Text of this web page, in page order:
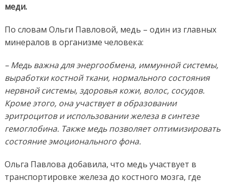
меди.
По словам Ольги Павловой, медь – один из главных
минералов в организме человека:
– Медь важна для энергообмена, иммунной системы,
выработки костной ткани, нормального состояния
нервной системы, здоровья кожи, волос, сосудов.
Кроме этого, она участвует в образовании
эритроцитов и использовании железа в синтезе
гемоглобина. Также медь позволяет оптимизировать
состояние эмоционального фона.
Ольга Павлова добавила, что медь участвует в
транспортировке железа до костного мозга, где